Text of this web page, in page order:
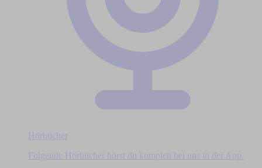
Hörbücher
Folgende Hörbücher hörst du komplett bei uns in der App.